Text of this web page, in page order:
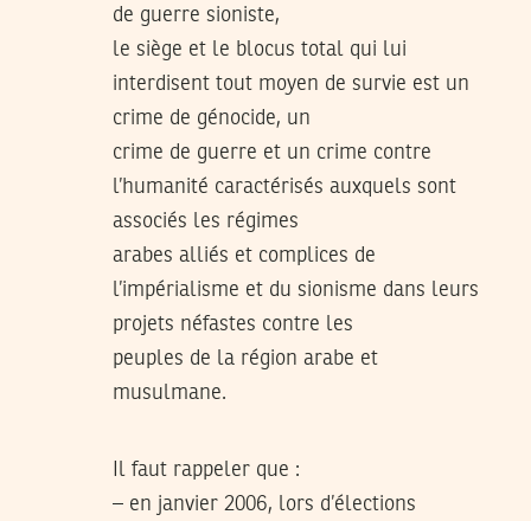
de guerre sioniste,
le siège et le blocus total qui lui
interdisent tout moyen de survie est un
crime de génocide, un
crime de guerre et un crime contre
l’humanité caractérisés auxquels sont
associés les régimes
arabes alliés et complices de
l’impérialisme et du sionisme dans leurs
projets néfastes contre les
peuples de la région arabe et
musulmane.
Il faut rappeler que :
– en janvier 2006, lors d’élections